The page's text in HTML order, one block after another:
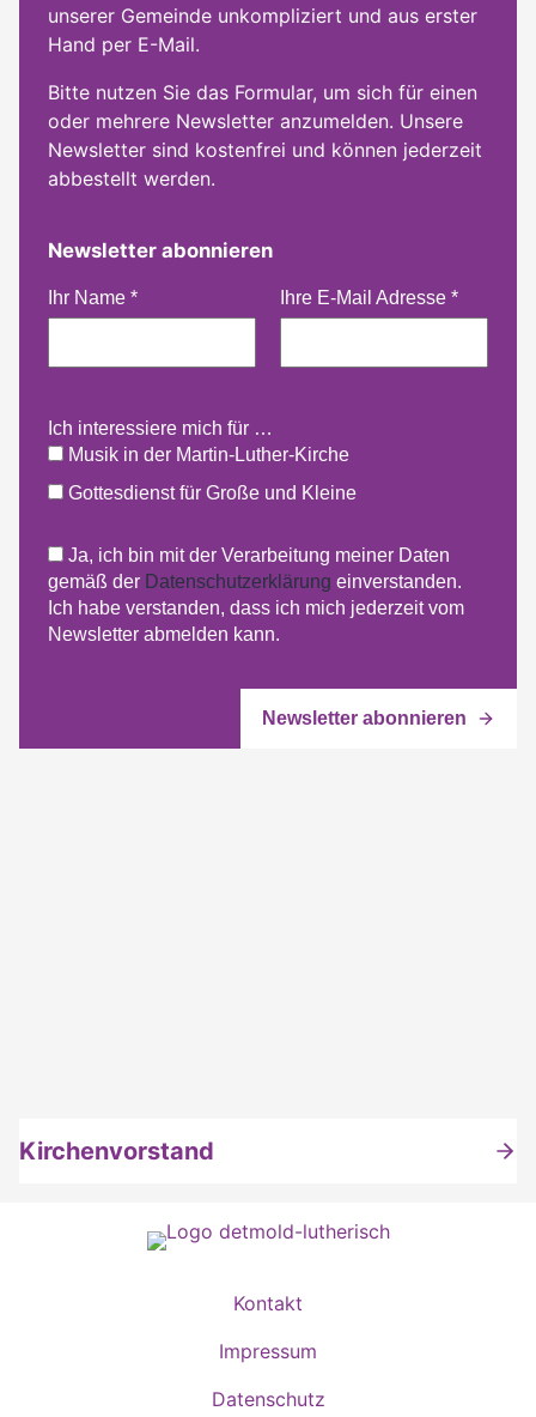
unserer Gemeinde unkompliziert und aus erster
Hand per E-Mail.
Bitte nutzen Sie das Formular, um sich für einen
oder mehrere Newsletter anzumelden. Unsere
Newsletter sind kostenfrei und können jederzeit
abbestellt werden.
Newsletter abonnieren
Ihr Name * Ihre E-Mail Adresse *
Ich interessiere mich für …
Musik in der Martin-Luther-Kirche
Gottesdienst für Große und Kleine
Ja, ich bin mit der Verarbeitung meiner Daten
gemäß der Datenschutzerklärung einverstanden.
Ich habe verstanden, dass ich mich jederzeit vom
Newsletter abmelden kann.
Kirchenvorstand
Kontakt
Impressum
Datenschutz